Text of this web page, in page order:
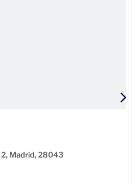
2, Madrid, 28043